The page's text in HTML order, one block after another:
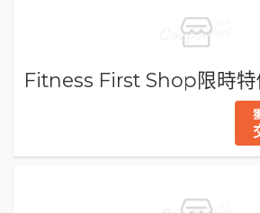
Fitness First Shop限時特